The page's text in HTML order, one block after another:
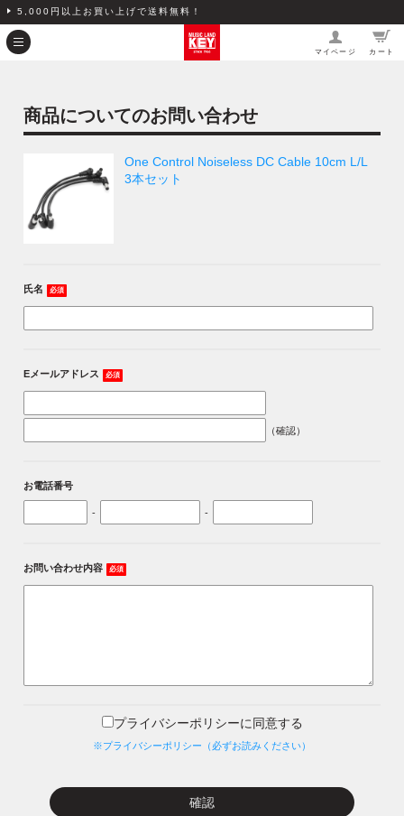
5,000円以上お買い上げで送料無料！
マイページ カート
商品についてのお問い合わせ
One Control Noiseless DC Cable 10cm L/L
3本セット
氏名 必須
Eメールアドレス 必須
（確認）
お電話番号
- -
お問い合わせ内容 必須
プライバシーポリシーに同意する
※プライバシーポリシー（必ずお読みください）